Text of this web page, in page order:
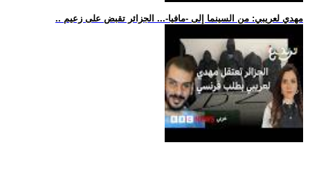
.. مهدي لعريبي: من السينما إلى -مافيا-... الجزائر تقبض على زعيم